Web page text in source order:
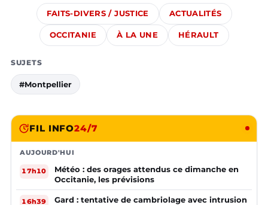
FAITS-DIVERS / JUSTICE ACTUALITÉS
OCCITANIE À LA UNE HÉRAULT
SUJETS
#Montpellier
FIL INFO24/7
AUJOURD'HUI
17h10
Météo : des orages attendus ce dimanche en
Occitanie, les prévisions
16h39
Gard : tentative de cambriolage avec intrusion